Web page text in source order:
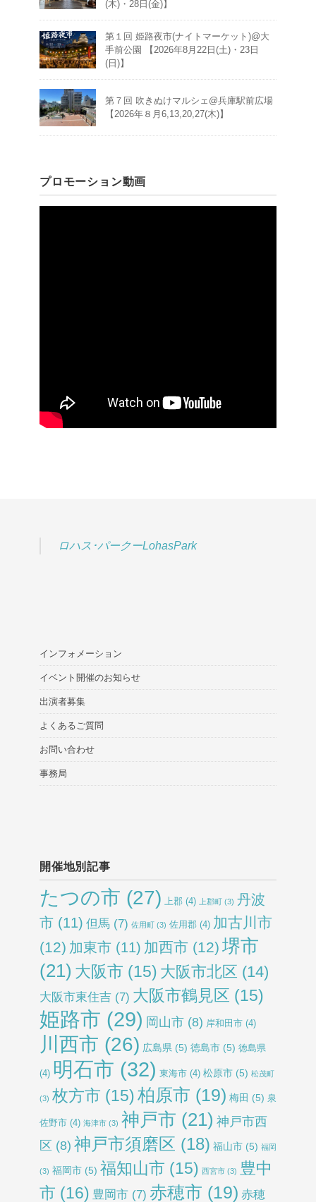
(木)・28日(金)】
第１回 姫路夜市(ナイトマーケット)@大
手前公園 【2026年8月22日(土)・23日
(日)】
第７回 吹きぬけマルシェ@兵庫駅前広場
【2026年８月6,13,20,27(木)】
プロモーション動画
ロハス･パークーLohasPark
インフォメーション
イベント開催のお知らせ
出演者募集
よくあるご質問
お問い合わせ
事務局
開催地別記事
たつの市 (27) 上郡 (4) 上郡町 (3) 丹波
市 (11) 但馬 (7) 佐用町 (3) 佐用郡 (4) 加古川市
(12) 加東市 (11) 加西市 (12) 堺市
(21) 大阪市 (15) 大阪市北区 (14)
大阪市東住吉 (7) 大阪市鶴見区 (15)
姫路市 (29) 岡山市 (8) 岸和田市 (4)
川西市 (26) 広島県 (5) 徳島市 (5) 徳島県
(4) 明石市 (32) 東海市 (4) 松原市 (5) 松茂町
(3) 枚方市 (15)柏原市 (19) 梅田 (5) 泉
佐野市 (4) 海津市 (3) 神戸市 (21) 神戸市西
区 (8) 神戸市須磨区 (18) 福山市 (5) 福岡
(3) 福岡市 (5) 福知山市 (15) 西宮市 (3) 豊中
市 (16) 豊岡市 (7) 赤穂市 (19) 赤穂